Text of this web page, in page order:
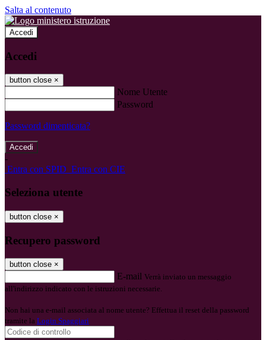
Salta al contenuto
Accedi
Accedi
button close ×
Nome Utente
Password
Password dimenticata?
-
Entra con SPID Entra con CIE
Seleziona utente
button close ×
Recupero password
button close ×
E-mail Verrà inviato un messaggio
all'indirizzo indicato con le istruzioni necessarie.
Non hai una e-mail associata al nome utente? Effettua il reset della password
tramite la Login Spaggiari